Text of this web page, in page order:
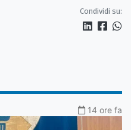
Condividi su:
14 ore fa